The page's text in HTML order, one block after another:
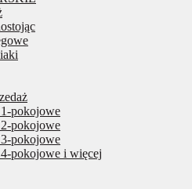
pokojowe
pokojowe
pokojowe
pokojowe i więcej